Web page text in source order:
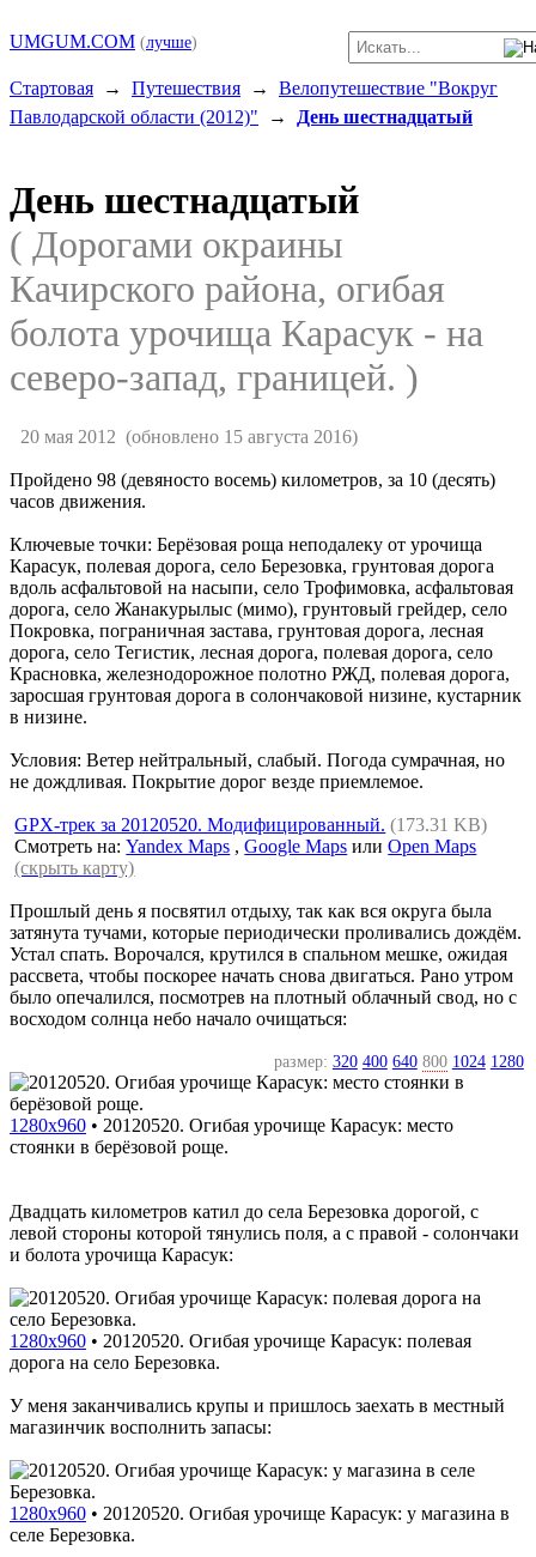
UMGUM.COM (лучше)
Стартовая → Путешествия → Велопутешествие "Вокруг
Павлодарской области (2012)" → День шестнадцатый
День шестнадцатый
( Дорогами окраины
Качирского района, огибая
болота урочища Карасук - на
северо-запад, границей. )
20 мая 2012 (обновлено 15 августа 2016)
Пройдено 98 (девяносто восемь) километров, за 10 (десять)
часов движения.
Ключевые точки: Берёзовая роща неподалеку от урочища
Карасук, полевая дорога, село Березовка, грунтовая дорога
вдоль асфальтовой на насыпи, село Трофимовка, асфальтовая
дорога, село Жанакурылыс (мимо), грунтовый грейдер, село
Покровка, пограничная застава, грунтовая дорога, лесная
дорога, село Тегистик, лесная дорога, полевая дорога, село
Красновка, железнодорожное полотно РЖД, полевая дорога,
заросшая грунтовая дорога в солончаковой низине, кустарник
в низине.
Условия: Ветер нейтральный, слабый. Погода сумрачная, но
не дождливая. Покрытие дорог везде приемлемое.
GPX-трек за 20120520. Модифицированный. (173.31 KB)
Смотреть на:Yandex Maps ,Google Maps илиOpen Maps
(скрыть карту)
Прошлый день я посвятил отдыху, так как вся округа была
затянута тучами, которые периодически проливались дождём.
Устал спать. Ворочался, крутился в спальном мешке, ожидая
рассвета, чтобы поскорее начать снова двигаться. Рано утром
было опечалился, посмотрев на плотный облачный свод, но с
восходом солнца небо начало очищаться:
размер: 320 400 640 800 1024 1280
1280x960 • 20120520. Огибая урочище Карасук: место
стоянки в берёзовой роще.
Двадцать километров катил до села Березовка дорогой, с
левой стороны которой тянулись поля, а с правой - солончаки
и болота урочища Карасук:
1280x960 • 20120520. Огибая урочище Карасук: полевая
дорога на село Березовка.
У меня заканчивались крупы и пришлось заехать в местный
магазинчик восполнить запасы:
1280x960 • 20120520. Огибая урочище Карасук: у магазина в
селе Березовка.